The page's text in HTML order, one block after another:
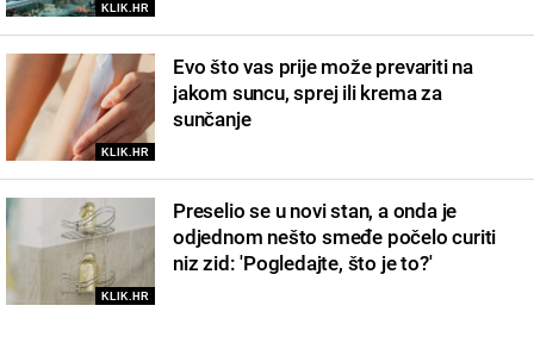
KLIK.HR
KLIK.HR
Evo što vas prije može prevariti na
jakom suncu, sprej ili krema za
sunčanje
KLIK.HR
Preselio se u novi stan, a onda je
odjednom nešto smeđe počelo curiti
niz zid: 'Pogledajte, što je to?'